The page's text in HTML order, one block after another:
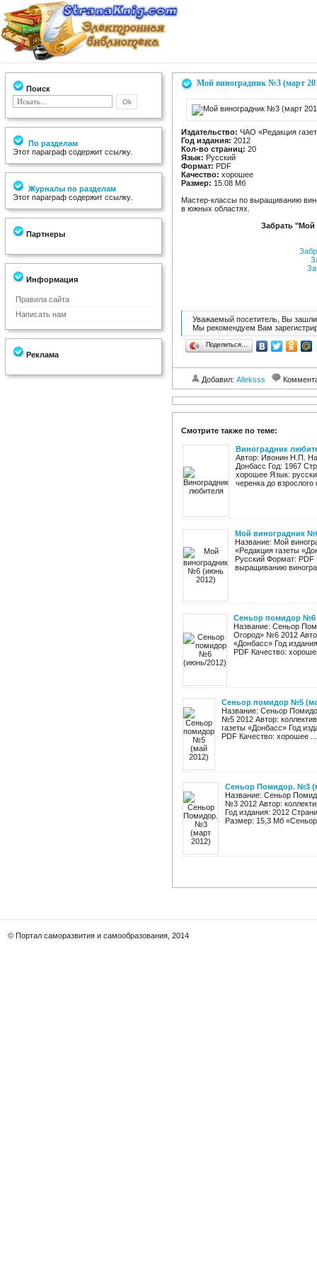
Поиск
По разделам
Этот параграф содержит ссылку.
Журналы по разделам
Этот параграф содержит ссылку.
Партнеры
Информация
Правила сайта
Написать нам
Реклама
Мой виноградник №3 (март
Издательство: ЧАО «Редакция
Год издания: 2012
Кол-во страниц: 20
Язык: Русский
Формат: PDF
Качество: хорошее
Размер: 15.08 Мб
Мастер-классы по выращиванию
в южных областях.
Забрать "Мой
Уважаемый посетитель, Вы зашли
Мы рекомендуем Вам
Поделиться…
Добавил: Alleksss
Смотрите также по теме:
Виноградник
Автор: Ивонин Н.П.
Донбасс Год: 1967
хорошее Язык:
черенка до
Мой виноградник
Название: Мой
«Редакция газеты
Русский Формат:
выращиванию
Сеньор помидор №6
Название: Сеньор
Огород» №6 2012
«Донбасс» Год
PDF Качество:
Сеньор помидор №5
Название: Сеньор
№5 2012 Автор:
газеты «Донбасс» Год
PDF Качество: хорошее ...
Сеньор Помидор. №3
Название: Сеньор
№3 2012 Автор:
Год издания: 2012
Размер: 15,3 Мб
© Портал саморазвития и самообразования, 2014